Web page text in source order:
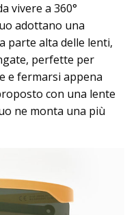
vivere a 360°
adottano una
parte alta delle lenti,
perfette per
e fermarsi appena
con una lente
ne monta una più